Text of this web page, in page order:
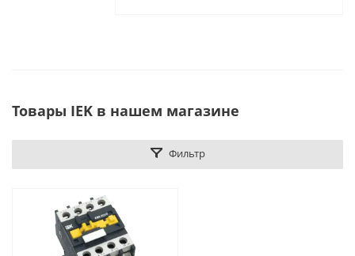
Товары IEK в нашем магазине
Фильтр